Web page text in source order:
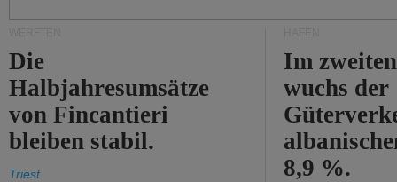
Die
Halbjahresumsätze
von Fincantieri
bleiben stabil.
Triest
Im
wuchs der
8,9 %.